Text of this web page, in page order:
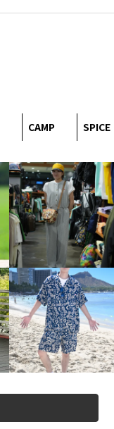
CAMP SPICE